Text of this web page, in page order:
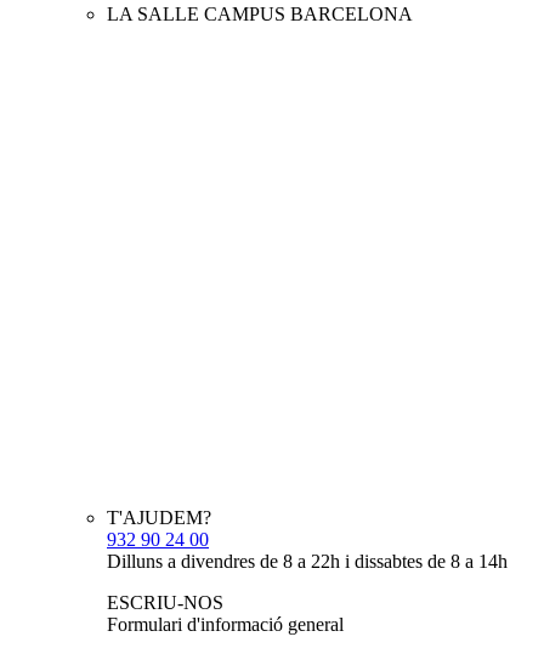
LA SALLE CAMPUS BARCELONA
T'AJUDEM?
932 90 24 00
Dilluns a divendres de 8 a 22h i dissabtes de 8 a 14h
ESCRIU-NOS
Formulari d'informació general